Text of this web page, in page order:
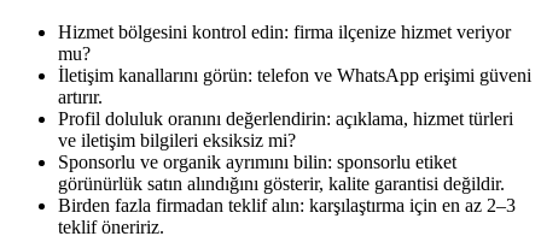
Hizmet bölgesini kontrol edin: firma ilçenize hizmet veriyor
mu?
İletişim kanallarını görün: telefon ve WhatsApp erişimi güveni
artırır.
Profil doluluk oranını değerlendirin: açıklama, hizmet türleri
ve iletişim bilgileri eksiksiz mi?
Sponsorlu ve organik ayrımını bilin: sponsorlu etiket
görünürlük satın alındığını gösterir, kalite garantisi değildir.
Birden fazla firmadan teklif alın: karşılaştırma için en az 2–3
teklif öneririz.